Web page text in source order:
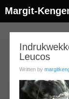
Margit-
Leucos
Written by